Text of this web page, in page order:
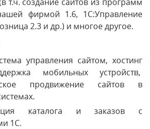
фирмой 1.6, 1С:Управление
2.3 и др.) и многое другое.
управления сайтом, хостинг
мобильных устройств,
продвижение сайтов в
каталога и заказов с
1С.